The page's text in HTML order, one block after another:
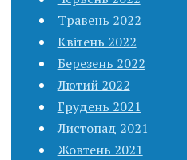
Травень 2022
Квітень 2022
Березень 2022
Лютий 2022
Грудень 2021
Листопад 2021
Жовтень 2021